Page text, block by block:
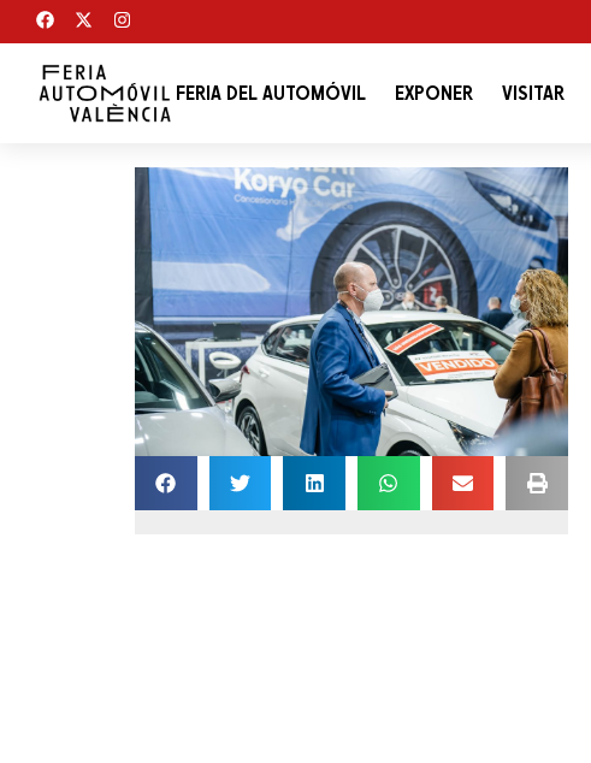
FERIA DEL AUTOMÓVIL EXPONER VISITAR